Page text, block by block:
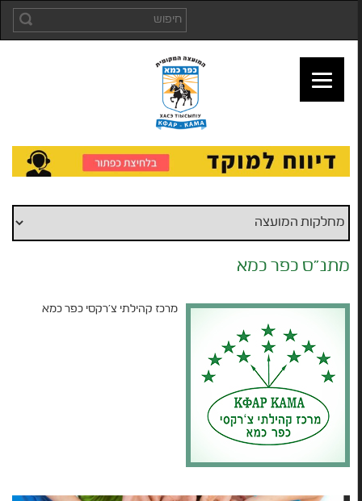
מתנ"ס כפר כמא
מרכז קהילתי צ'רקסי כפר כמא